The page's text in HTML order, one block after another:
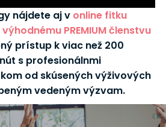
nájdete aj v online fitku
výhodnému PREMIUM členstvu
prístup k viac než 200
s profesionálnmi
od skúsených výživových
vedeným výzvam.